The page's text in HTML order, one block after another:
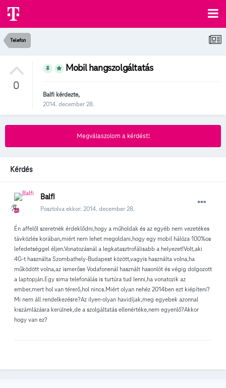
Telefon
0
Mobil hangszolgáltatás
Balfi kérdezte,
2014. december 28.
Megválaszolom a kérdést!
Kérdés
Balfi
Posztolva ekkor: 2014. december 28.
Én affelől szeretnék érdeklődni,hogy a műholdak és az egyéb nem vezetékes
távközlés korában,miért nem lehet megoldani,hogy egy mobil hálóza 100%os
lefedetséggel éljen.Vonatozásnál a legkatasztrofálisabb a helyezet!Volt,aki
4G-t használta Szombathely-Budapest között,vagyis használta volna,ha
működött volna,az ismerőse Vodafonenál használt hasonlót és végig dolgozott
a laptopján.Egy sima telefonálás is turtúra tud lenni,ha vonatozik az
ember,mert hol van térerő,hol nincs.Miért olyan nehéz 2014ben ezt kiépíteni?
Mi nem áll rendelkezésre?Az ilyen-olyan havidíjak,meg egyebek azonnal
kiszámlázásra kerülnek,de a szolgáltatás ellenértéke,nem egyenlő?Akkor
hogy van ez?